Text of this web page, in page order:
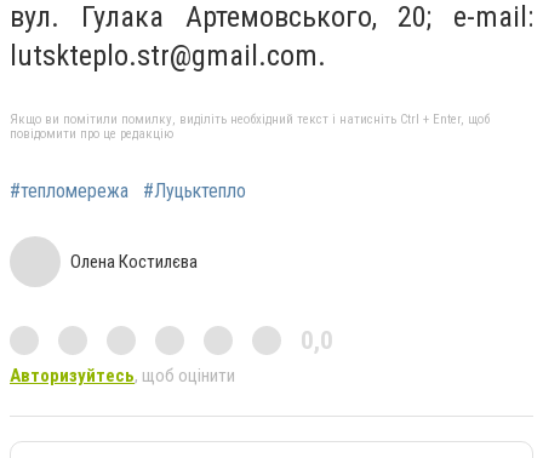
вул. Гулака Артемовського, 20; e-mail:
lutskteplo.str@gmail.com.
Якщо ви помітили помилку, виділіть необхідний текст і натисніть Ctrl + Enter, щоб
повідомити про це редакцію
#тепломережа #Луцьктепло
Олена Костилєва
0,0
Авторизуйтесь, щоб оцінити